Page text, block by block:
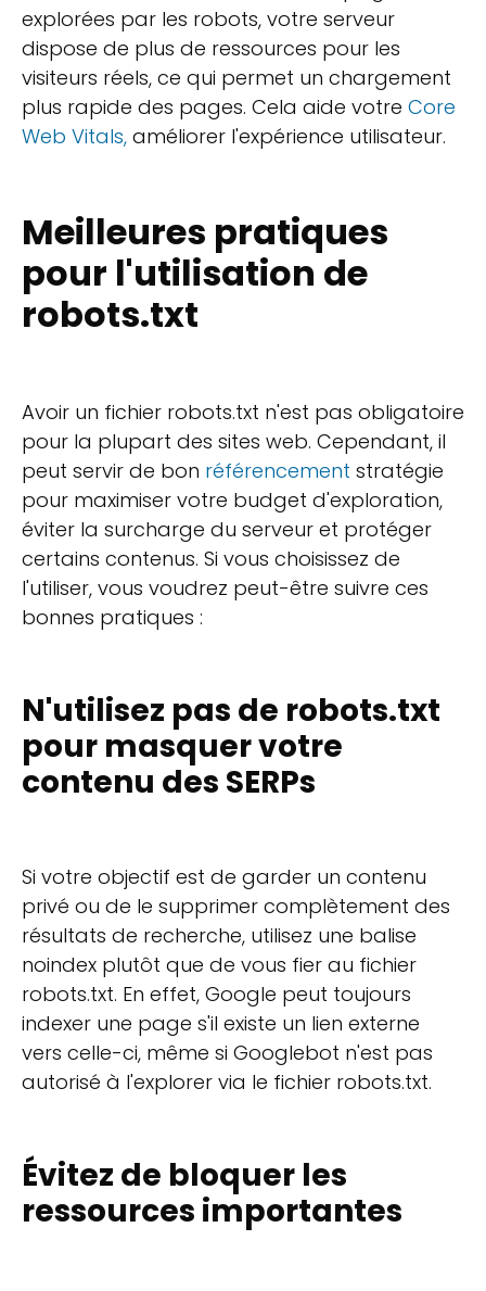
explorées par les robots, votre serveur
dispose de plus de ressources pour les
visiteurs réels, ce qui permet un chargement
plus rapide des pages. Cela aide votre Core
Web Vitals, améliorer l'expérience utilisateur.
Meilleures pratiques
pour l'utilisation de
robots.txt
Avoir un fichier robots.txt n'est pas obligatoire
pour la plupart des sites web. Cependant, il
peut servir de bon référencement stratégie
pour maximiser votre budget d'exploration,
éviter la surcharge du serveur et protéger
certains contenus. Si vous choisissez de
l'utiliser, vous voudrez peut-être suivre ces
bonnes pratiques :
N'utilisez pas de robots.txt
pour masquer votre
contenu des SERPs
Si votre objectif est de garder un contenu
privé ou de le supprimer complètement des
résultats de recherche, utilisez une balise
noindex plutôt que de vous fier au fichier
robots.txt. En effet, Google peut toujours
indexer une page s'il existe un lien externe
vers celle-ci, même si Googlebot n'est pas
autorisé à l'explorer via le fichier robots.txt.
Évitez de bloquer les
ressources importantes